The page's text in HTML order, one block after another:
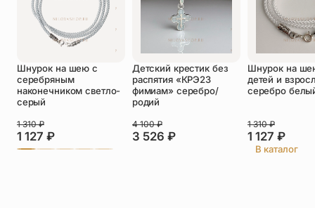
Оставить отзыв
Подтверждаю свое согласие с
политикой конфиденциальностии даю
согласие на обработку персональных
данных
Пока нет отзывов. Будьте первым!
Шнурок на шею с
серебряным
наконечником светло-
серый
1 127 ₽
1 310₽
Детский крестик без
распятия «КРЭ23
фимиам» серебро/
родий
3 526 ₽
4 100₽
Шнурок на
детей и
серебро
1 127 ₽
1 310₽
В каталог